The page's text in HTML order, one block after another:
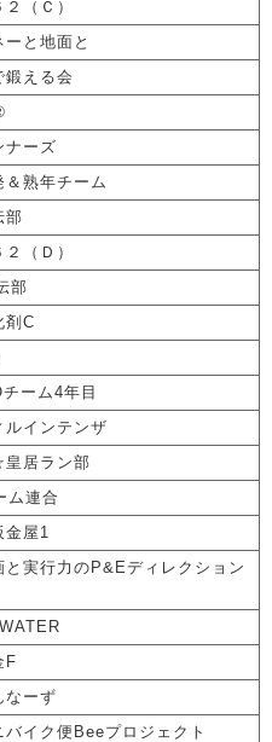
（Ｃ）
と地面と
鍛える会
ナーズ
＆熟年チーム
部
（Ｄ）
部
剤C
ーム4年目
ルインテンザ
居ラン部
ム連合
屋1
と実行力のP&Eディレクション
F
なーず
バイク便Beeプロジェクト